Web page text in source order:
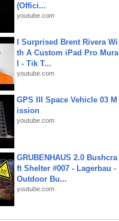
(Offici...
youtube.com
I Surprised Brent Rivera Wi
th A Custom iPad Pro Mura
l - Tik T...
youtube.com
GPS III Space Vehicle 03 M
ission
youtube.com
GRUBENHAUS 2.0 Bushcra
ft Shelter #007 - Lagerbau -
Outdoor Bu...
youtube.com